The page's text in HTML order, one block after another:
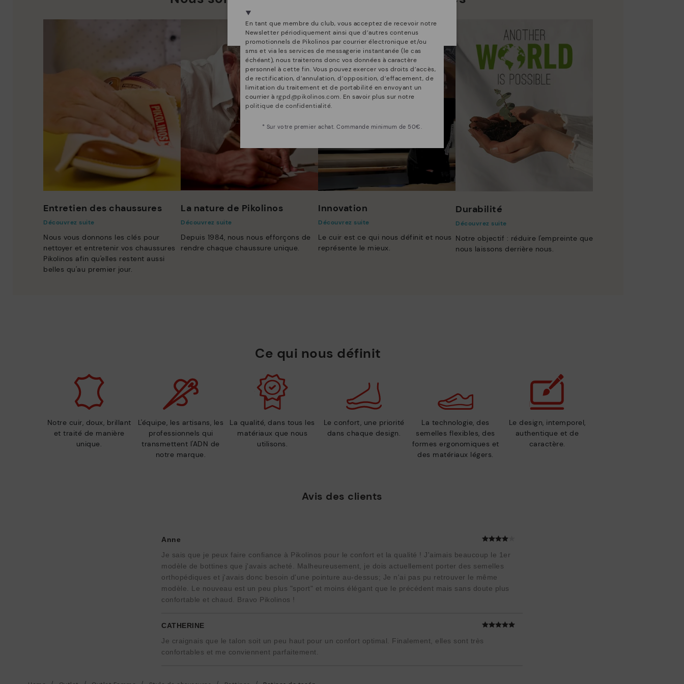
Entretien des chaussures
Découvrez suite
Nous vous donnons les clés pour
nettoyer et entretenir vos chaussures
Pikolinos afin qu'elles restent aussi
belles qu'au premier jour.
La nature de Pikolinos
Découvrez suite
Depuis 1984, nous nous efforçons de
rendre chaque chaussure unique.
Innovation
Découvrez suite
Le cuir est ce qui nous définit et nous
représente le mieux.
Durabilité
Découvrez suite
Notre objectif : réduire l'empreinte que
nous laissons derrière nous.
Ce qui nous définit
Notre cuir, doux, brillant
et traité de manière
unique.
L'équipe, les artisans, les
professionnels qui
transmettent l'ADN de
notre marque.
La qualité, dans tous les
matériaux que nous
utilisons.
Le confort, une priorité
dans chaque design.
La technologie, des
semelles flexibles, des
formes ergonomiques et
des matériaux légers.
Le design, intemporel,
authentique et de
caractère.
Avis des clients
Anne
Je sais que je peux faire confiance à Pikolinos pour le confort et la qualité ! J'aimais beaucoup le 1er
modèle de bottines que j'avais acheté. Malheureusement, je dois actuellement porter des semelles
orthopédiques et j'avais donc besoin d'une pointure au-dessus; Je n'ai pas pu retrouver le même
modèle. Le nouveau est un peu plus "sport" et moins élégant que le précédent mais sans doute plus
confortable et chaud. Bravo Pikolinos !
CATHERINE
Je craignais que le talon soit un peu haut pour un confort optimal. Finalement, elles sont très
confortables et me conviennent parfaitement.
Sélectionnez la vôtreici.
En tant que membre du club, vous acceptez de recevoir notre
Newsletter périodiquement ainsi que d’autres contenus
promotionnels de Pikolinos par courrier électronique et/ou
sms et via les services de messagerie instantanée (le cas
échéant), nous traiterons donc vos données à caractère
personnel à cette fin. Vous pouvez exercer vos droits d’accès,
de rectification, d’annulation, d’opposition, d’effacement, de
limitation du traitement et de portabilité en envoyant un
courrier à rgpd@pikolinos.com. En savoir plus sur notre
politique de confidentialité.
* Sur votre premier achat. Commande minimum de 50€.